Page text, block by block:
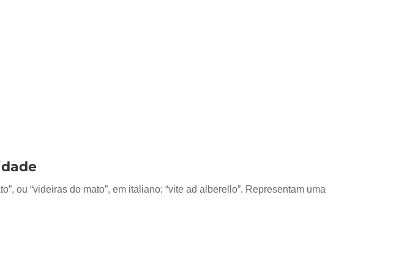
ou “videiras do mato”, em italiano: “vite ad alberello”. Representam uma